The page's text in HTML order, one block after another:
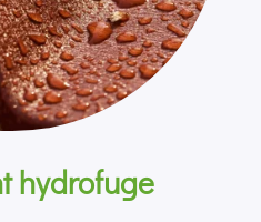
hydrofuge